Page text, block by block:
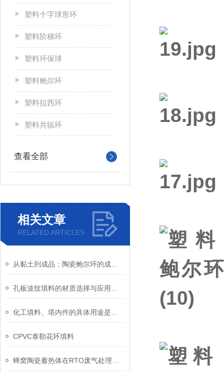
塑料十字球形环
塑料阶梯环
塑料环保球
塑料鲍尔环
塑料拉西环
塑料共轭环
查看全部
相关文章
RELATED ARTICLES
CPVC泰勒花环填料